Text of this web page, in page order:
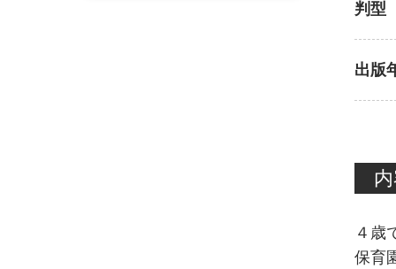
判型
出版
４歳
保育